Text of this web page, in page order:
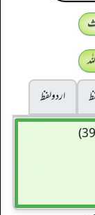
اردو لفظ